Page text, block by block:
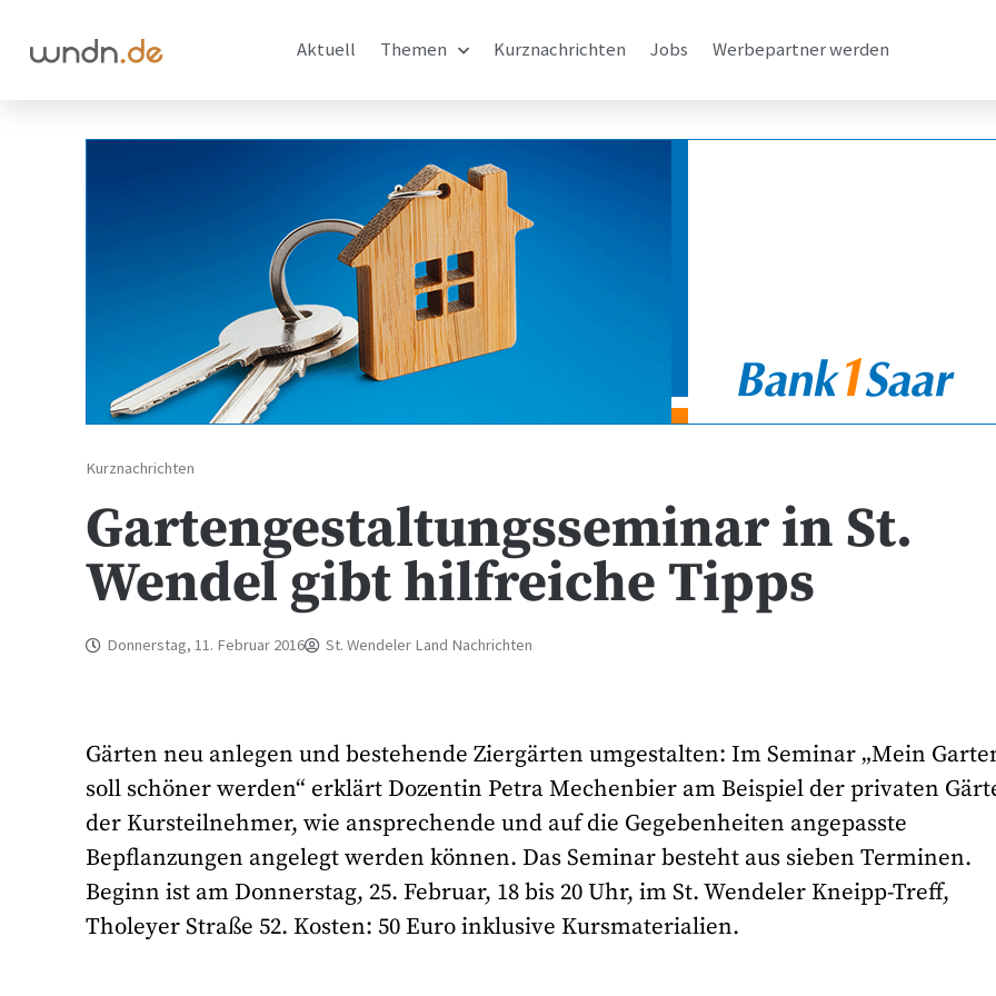
Aktuell Themen Kurznachrichten Jobs Werbepartner werden
Kurznachrichten
Gartengestaltungsseminar in St.
Wendel gibt hilfreiche Tipps
Donnerstag, 11. Februar 2016 St. Wendeler Land Nachrichten
Gärten neu anlegen und bestehende Ziergärten umgestalten: Im Seminar „Mein
soll schöner werden“ erklärt Dozentin Petra Mechenbier am Beispiel der privaten
der Kursteilnehmer, wie ansprechende und auf die Gegebenheiten angepasste
Bepflanzungen angelegt werden können. Das Seminar besteht aus sieben Terminen.
Beginn ist am Donnerstag, 25. Februar, 18 bis 20 Uhr, im St. Wendeler Kneipp-Treff,
Tholeyer Straße 52. Kosten: 50 Euro inklusive Kursmaterialien.